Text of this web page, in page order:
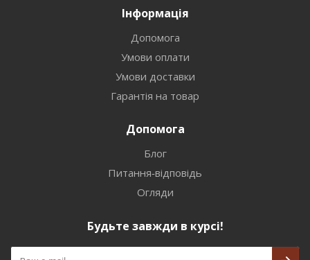
Інформація
Допомога
Умови оплати
Умови доставки
Гарантія на товар
Допомога
Блог
Питання-відповідь
Огляди
Будьте завжди в курсі!